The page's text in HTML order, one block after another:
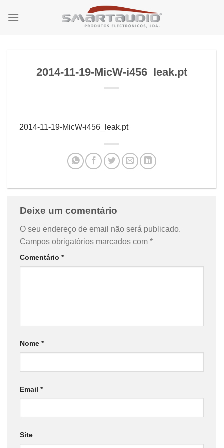
2014-11-19-MicW-i456_leak.pt
2014-11-19-MicW-i456_leak.pt
Deixe um comentário
O seu endereço de email não será publicado.
Campos obrigatórios marcados com *
Comentário *
Nome *
Email *
Site